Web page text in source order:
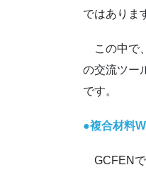
ではありま
この中で
の交流ツー
です。
●複合材料
GCFENで